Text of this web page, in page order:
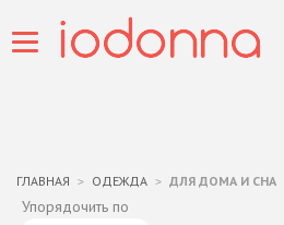
ГЛАВНАЯ ОДЕЖДА ДЛЯ ДОМА И СНА
Упорядочить по